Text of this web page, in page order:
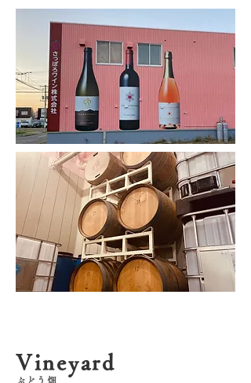
Vineyard
ぶどう畑